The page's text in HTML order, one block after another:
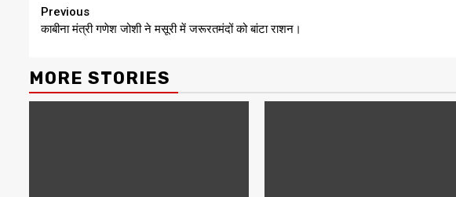
Continue
Reading
Previous
काबीना मंत्री गणेश जोशी ने मसूरी में जरूरतमंदों को बांटा राशन।
MORE STORIES